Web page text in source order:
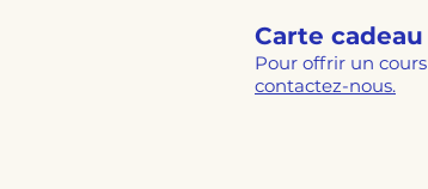
Carte cadeau
Pour offrir un
contactez-nous.